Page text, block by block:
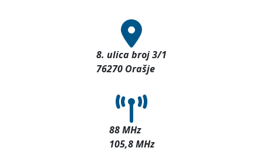
8. ulica broj 3/1
76270 Orašje
88 MHz
105,8 MHz